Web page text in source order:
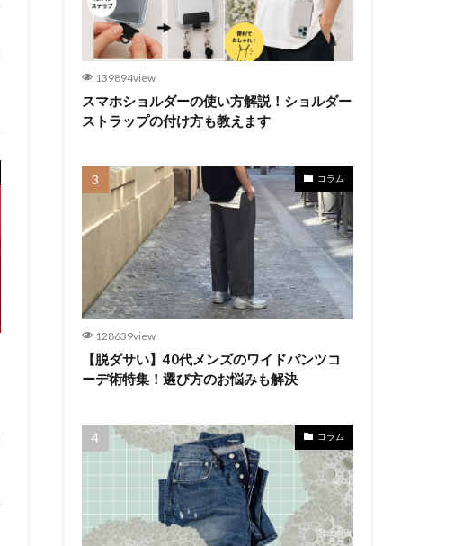
139894view
スマホショルダーの使い方解説！ショルダー
ストラップの付け方も教えます
コラム
128639view
【脱ダサい】40代メンズのワイドパンツコ
ーデ術特集！選び方のお悩みも解決
コラム